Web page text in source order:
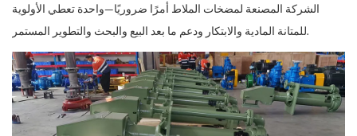
الشركة المصنعة لمضخات الملاط أمرًا ضروريًا—واحدة تعطي الأولوية
للمتانة المادية والابتكار ودعم ما بعد البيع والبحث والتطوير المستمر.